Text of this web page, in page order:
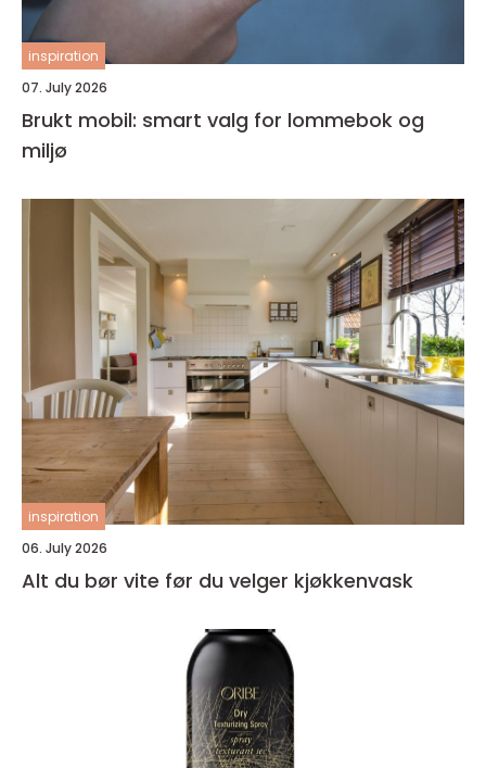
inspiration
07. July 2026
Brukt mobil: smart valg for lommebok og
miljø
inspiration
06. July 2026
Alt du bør vite før du velger kjøkkenvask